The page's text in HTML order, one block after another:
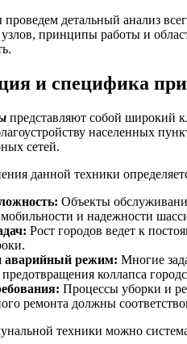
детальный анализ
принципы работы и
и специфика
представляют собой широкий
населенных
сетей.
данной техники
Объекты
и надежности
Рост городов ведет к
аварийный режим: Многие
коллапса
Процессы уборки и
ремонта должны
техники можно